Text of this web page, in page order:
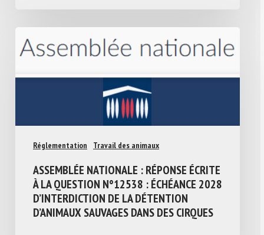
Réglementation Travail des animaux
ASSEMBLÉE NATIONALE : RÉPONSE ÉCRITE
À LA QUESTION N°12538 : ÉCHÉANCE 2028
D’INTERDICTION DE LA DÉTENTION
D’ANIMAUX SAUVAGES DANS DES CIRQUES